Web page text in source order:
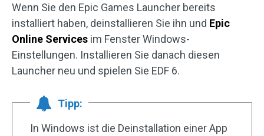
Wenn Sie den Epic Games Launcher bereits
installiert haben, deinstallieren Sie ihn und Epic
Online Services im Fenster Windows-
Einstellungen. Installieren Sie danach diesen
Launcher neu und spielen Sie EDF 6.
Tipp:
In Windows ist die Deinstallation einer App